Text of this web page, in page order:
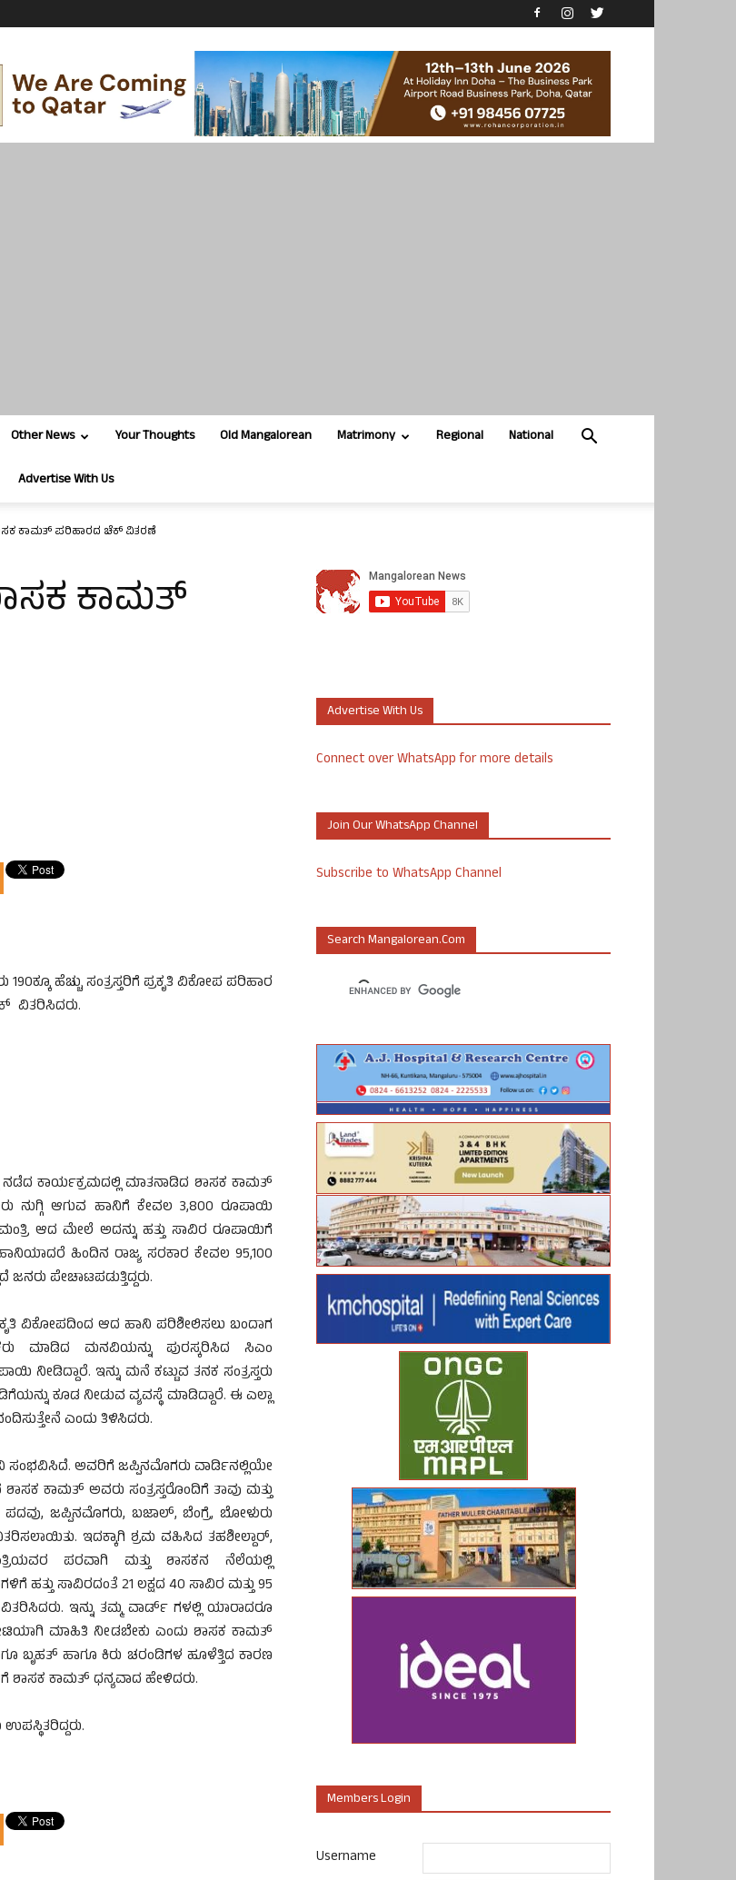
Other News Your Thoughts Old Mangalorean Matrimony Regional National
Advertise With Us
ಕಾಮತ್ ಪರಿಹಾರದ ಚೆಕ್ ವಿತರಣೆ
ಕಾಮತ್
ಹೆಚ್ಚು ಸಂತ್ರಸ್ತರಿಗೆ ಪ್ರಕೃತಿ ವಿಕೋಪ ಪರಿಹಾರ
ವಿತರಿಸಿದರು.
ಕಾರ್ಯಕ್ರಮದಲ್ಲಿ ಮಾತನಾಡಿದ ಶಾಸಕ ಕಾಮತ್
ಆಗುವ ಹಾನಿಗೆ ಕೇವಲ 3,800 ರೂಪಾಯಿ
ಆದ ಮೇಲೆ ಅದನ್ನು ಹತ್ತು ಸಾವಿರ ರೂಪಾಯಿಗೆ
ಹಿಂದಿನ ರಾಜ್ಯ ಸರಕಾರ ಕೇವಲ 95,100
ಪೇಚಾಟಪಡುತ್ತಿದ್ದರು.
ವಿಕೋಪದಿಂದ ಆದ ಹಾನಿ ಪರಿಶೀಲಿಸಲು ಬಂದಾಗ
ಮಾಡಿದ ಮನವಿಯನ್ನು ಪುರಸ್ಕರಿಸಿದ ಸಿಎಂ
ಇನ್ನು ಮನೆ ಕಟ್ಟುವ ತನಕ ಸಂತ್ರಸ್ತರು
ಕೂಡ ನೀಡುವ ವ್ಯವಸ್ಥೆ ಮಾಡಿದ್ದಾರೆ. ಈ ಎಲ್ಲಾ
ಎಂದು ತಿಳಿಸಿದರು.
ಸಂಭವಿಸಿದೆ. ಅವರಿಗೆ ಜಪ್ಪಿನಮೊಗರು ವಾರ್ಡಿನಲ್ಲಿಯೇ
ಕಾಮತ್ ಅವರು ಸಂತ್ರಸ್ತರೊಂದಿಗೆ ತಾವು ಮತ್ತು
ಜಪ್ಪಿನಮೊಗರು, ಬಜಾಲ್, ಬೆಂಗ್ರೆ, ಬೋಳುರು
ಇದಕ್ಕಾಗಿ ಶ್ರಮ ವಹಿಸಿದ ತಹಶೀಲ್ದಾರ್,
ಪರವಾಗಿ ಮತ್ತು ಶಾಸಕನ ನೆಲೆಯಲ್ಲಿ
ಹತ್ತು ಸಾವಿರದಂತೆ 21 ಲಕ್ಷದ 40 ಸಾವಿರ ಮತ್ತು 95
ಇನ್ನು ತಮ್ಮ ವಾರ್ಡ್ ಗಳಲ್ಲಿ ಯಾರಾದರೂ
ಮಾಹಿತಿ ನೀಡಬೇಕು ಎಂದು ಶಾಸಕ ಕಾಮತ್
ಬೃಹತ್ ಹಾಗೂ ಕಿರು ಚರಂಡಿಗಳ ಹೂಳೆತ್ತಿದ ಕಾರಣ
ಶಾಸಕ ಕಾಮತ್ ಧನ್ಯವಾದ ಹೇಳಿದರು.
Advertise With Us
Connect over WhatsApp for more details
Join Our WhatsApp Channel
Subscribe to WhatsApp Channel
Search Mangalorean.com
Members Login
Username